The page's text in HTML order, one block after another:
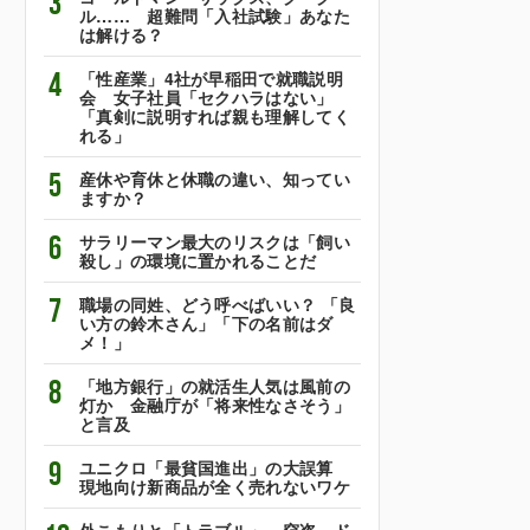
ル…… 超難問「入社試験」あなた
は解ける？
4
「性産業」4社が早稲田で就職説明
会 女子社員「セクハラはない」
「真剣に説明すれば親も理解してく
れる」
5
産休や育休と休職の違い、知ってい
ますか？
6
サラリーマン最大のリスクは「飼い
殺し」の環境に置かれることだ
7
職場の同姓、どう呼べばいい？ 「良
い方の鈴木さん」「下の名前はダ
メ！」
8
「地方銀行」の就活生人気は風前の
灯か 金融庁が「将来性なさそう」
と言及
9
ユニクロ「最貧国進出」の大誤算
現地向け新商品が全く売れないワケ